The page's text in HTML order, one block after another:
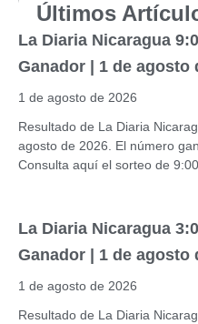
Últimos
La Diaria Nicaragua
Ganador | 1 de agosto
1 de agosto de 2026
Resultado de La Diaria
agosto de 2026. El número
Consulta aquí el sorteo de
La Diaria Nicaragua
Ganador | 1 de agosto
1 de agosto de 2026
Resultado de La Diaria